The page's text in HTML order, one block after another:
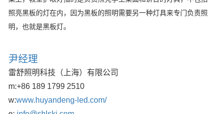
照亮黑板的灯在内，因为黑板的照明需要另一种灯具来专门负责照
明，也就是黑板灯。
尹经理
雷舒照明科技（上海）有限公司
m:+86 189 1799 2510
w:www.huyandeng-led.com/